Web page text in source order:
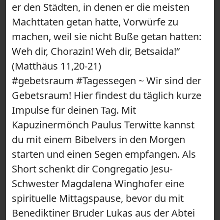
er den Städten, in denen er die meisten
Machttaten getan hatte, Vorwürfe zu
machen, weil sie nicht Buße getan hatten:
Weh dir, Chorazin! Weh dir, Betsaida!“
(Matthäus 11,20-21)
#gebetsraum #Tagessegen ~ Wir sind der
Gebetsraum! Hier findest du täglich kurze
Impulse für deinen Tag. Mit
Kapuzinermönch Paulus Terwitte kannst
du mit einem Bibelvers in den Morgen
starten und einen Segen empfangen. Als
Short schenkt dir Congregatio Jesu-
Schwester Magdalena Winghofer eine
spirituelle Mittagspause, bevor du mit
Benediktiner Bruder Lukas aus der Abtei